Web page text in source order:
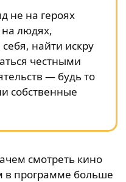
не на героях
людях,
найти искру
честными
— будь то
собственные
смотреть кино
в программе больше